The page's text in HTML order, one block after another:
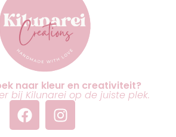
naar kleur en creativiteit?
bij Kilunarei op de juiste plek.